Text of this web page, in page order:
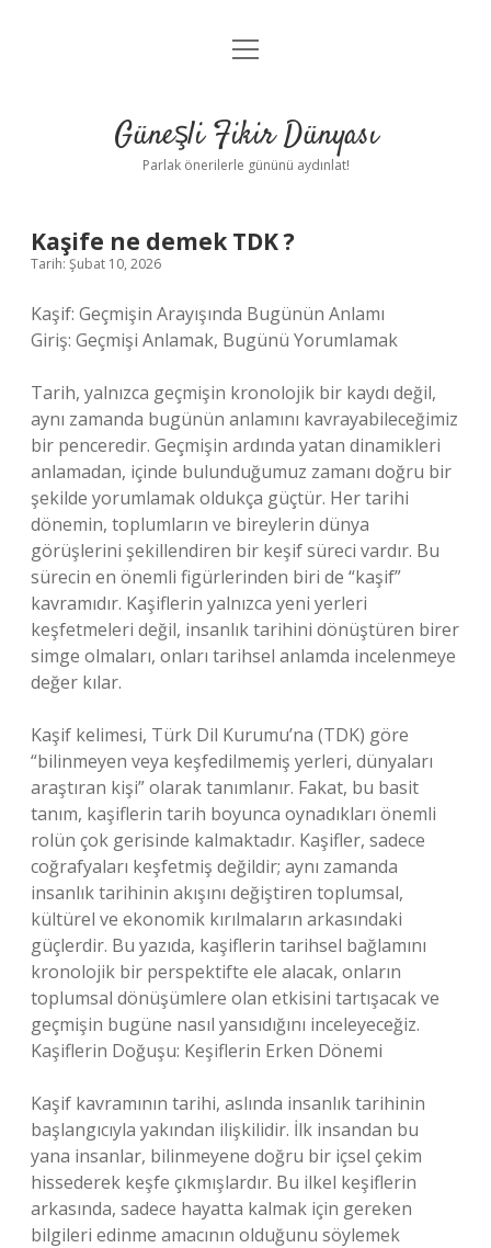
Anasayfa
Yasal Uyarı
menüyü
Güneşli Fikir Dünyası
Parlak önerilerle gününü aydınlat!
Kaşife ne demek TDK ?
Tarih: Şubat 10, 2026
Kaşif: Geçmişin Arayışında Bugünün Anlamı
Giriş: Geçmişi Anlamak, Bugünü Yorumlamak
Tarih, yalnızca geçmişin kronolojik bir kaydı değil,
aynı zamanda bugünün anlamını kavrayabileceğimiz
bir penceredir. Geçmişin ardında yatan dinamikleri
anlamadan, içinde bulunduğumuz zamanı doğru bir
şekilde yorumlamak oldukça güçtür. Her tarihi
dönemin, toplumların ve bireylerin dünya
görüşlerini şekillendiren bir keşif süreci vardır. Bu
sürecin en önemli figürlerinden biri de “kaşif”
kavramıdır. Kaşiflerin yalnızca yeni yerleri
keşfetmeleri değil, insanlık tarihini dönüştüren birer
simge olmaları, onları tarihsel anlamda incelenmeye
değer kılar.
Kaşif kelimesi, Türk Dil Kurumu’na (TDK) göre
“bilinmeyen veya keşfedilmemiş yerleri, dünyaları
araştıran kişi” olarak tanımlanır. Fakat, bu basit
tanım, kaşiflerin tarih boyunca oynadıkları önemli
rolün çok gerisinde kalmaktadır. Kaşifler, sadece
coğrafyaları keşfetmiş değildir; aynı zamanda
insanlık tarihinin akışını değiştiren toplumsal,
kültürel ve ekonomik kırılmaların arkasındaki
güçlerdir. Bu yazıda, kaşiflerin tarihsel bağlamını
kronolojik bir perspektifte ele alacak, onların
toplumsal dönüşümlere olan etkisini tartışacak ve
geçmişin bugüne nasıl yansıdığını inceleyeceğiz.
Kaşiflerin Doğuşu: Keşiflerin Erken Dönemi
Kaşif kavramının tarihi, aslında insanlık tarihinin
başlangıcıyla yakından ilişkilidir. İlk insandan bu
yana insanlar, bilinmeyene doğru bir içsel çekim
hissederek keşfe çıkmışlardır. Bu ilkel keşiflerin
arkasında, sadece hayatta kalmak için gereken
bilgileri edinme amacının olduğunu söylemek